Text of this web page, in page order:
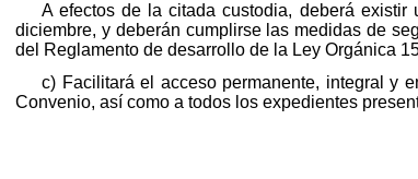
A efectos de la citada custodia, deberá
diciembre, y deberán cumplirse las medidas de
del Reglamento de desarrollo de la Ley Orgánica
c) Facilitará el acceso permanente, integral y
Convenio, así como a todos los expedientes